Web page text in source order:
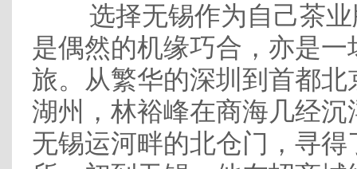
选择无锡作为自己茶业
是偶然的机缘巧合，亦是一
旅。从繁华的深圳到首都
湖州，林裕峰在商海几经
无锡运河畔的北仓门，寻